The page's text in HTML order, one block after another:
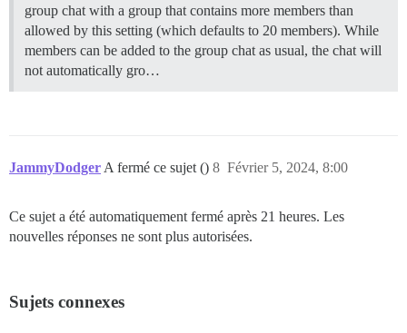
group chat with a group that contains more members than
allowed by this setting (which defaults to 20 members). While
members can be added to the group chat as usual, the chat will
not automatically gro…
JammyDodger A fermé ce sujet () Février 5, 2024, 8:00
8
Ce sujet a été automatiquement fermé après 21 heures. Les
nouvelles réponses ne sont plus autorisées.
Sujets connexes